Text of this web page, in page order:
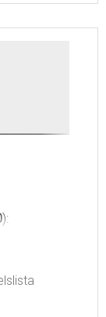
):
SS-EN 1717